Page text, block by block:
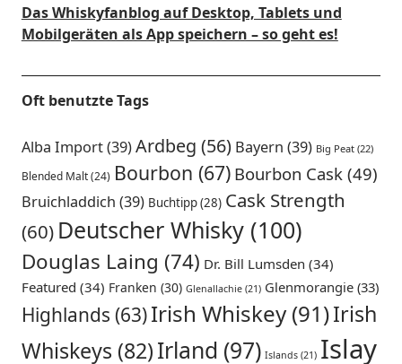
Das Whiskyfanblog auf Desktop, Tablets und
Mobilgeräten als App speichern – so geht es!
Oft benutzte Tags
Alba Import(39)Ardbeg (56) Bayern (39) Big Peat(22)
Blended Malt(24) Bourbon (67) Bourbon Cask(49)
Bruichladdich (39) Buchtipp(28) Cask Strength
(60) Deutscher Whisky(100)
Douglas Laing (74) Dr. Bill Lumsden (34)
Featured (34) Franken (30) Glenallachie(21) Glenmorangie(33)
Highlands (63)Irish Whiskey(91)Irish
Whiskeys (82)Irland (97) Islands(21) Islay